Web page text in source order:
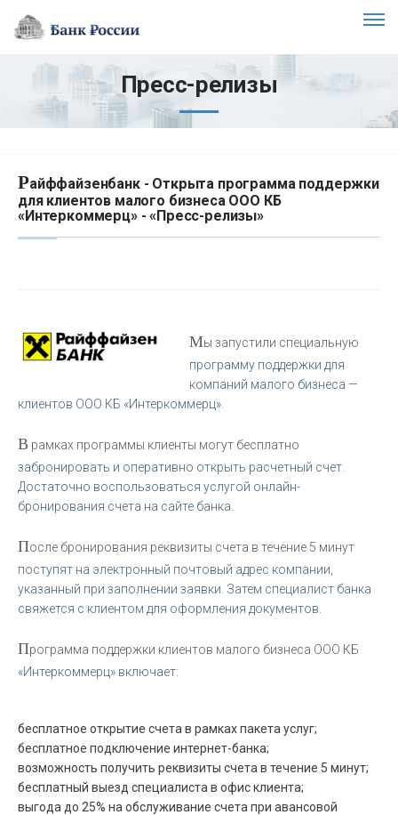
Пресс-релизы
Райффайзенбанк - Открыта программа поддержки
для клиентов малого бизнеса ООО КБ
«Интеркоммерц» - «Пресс-релизы»
Мы запустили специальную
программу поддержки для
компаний малого бизнеса —
клиентов ООО КБ «Интеркоммерц».
В рамках программы клиенты могут бесплатно
забронировать и оперативно открыть расчетный счет.
Достаточно воспользоваться услугой онлайн-
бронирования счета на сайте банка.
После бронирования реквизиты счета в течение 5 минут
поступят на электронный почтовый адрес компании,
указанный при заполнении заявки. Затем специалист банка
свяжется с клиентом для оформления документов.
Программа поддержки клиентов малого бизнеса ООО КБ
«Интеркоммерц» включает:
бесплатное открытие счета в рамках пакета услуг;
бесплатное подключение интернет-банка;
возможность получить реквизиты счета в течение 5 минут;
бесплатный выезд специалиста в офис клиента;
выгода до 25% на обслуживание счета при авансовой